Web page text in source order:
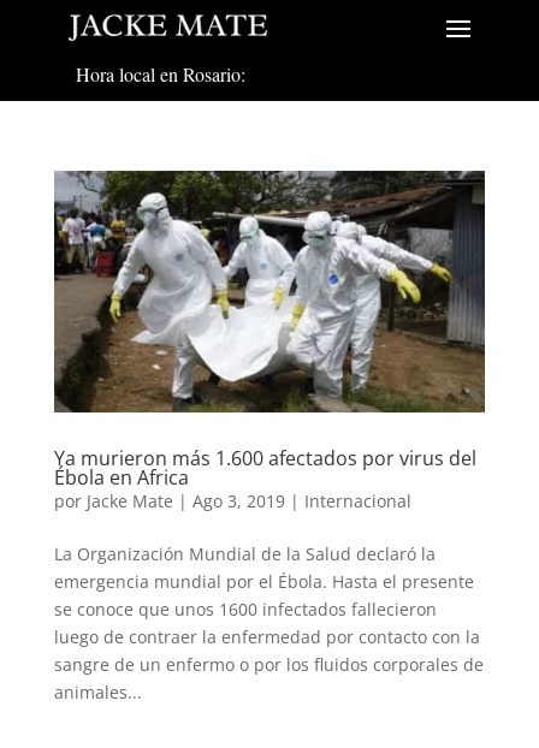
Hora local en Rosario:
Ya murieron más 1.600 afectados por virus del
Ébola en Africa
por Jacke Mate | Ago 3, 2019| Internacional
La Organización Mundial de la Salud declaró la
emergencia mundial por el Ébola. Hasta el presente
se conoce que unos 1600 infectados fallecieron
luego de contraer la enfermedad por contacto con la
sangre de un enfermo o por los fluidos corporales de
animales...